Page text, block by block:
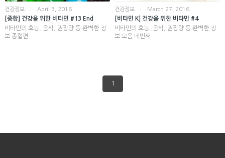
건강정보 April 3, 2016
[종합] 건강을 위한 비타민 #13 End
비타민의 효능, 음식, 권장량 등 완벽한 정
보 종합편.
건강정보 March 27, 2016
[비타민 K] 건강을 위한 비타민 #4
비타민의 효능, 음식, 권장량 등 완벽한 정
보 모음 네번째.
1